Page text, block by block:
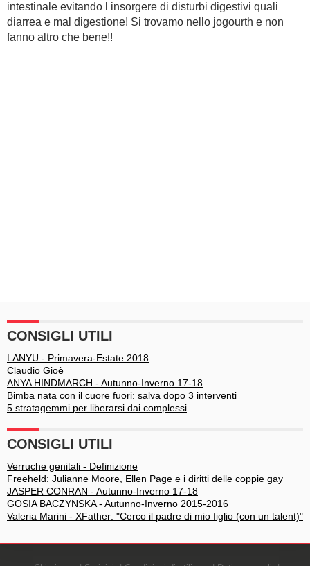
intestinale evitando l insorgere di disturbi digestivi quali
diarrea e mal digestione! Si trovamo nello jogourth e non
fanno altro che bene!!
CONSIGLI UTILI
LANYU - Primavera-Estate 2018
Claudio Gioè
ANYA HINDMARCH - Autunno-Inverno 17-18
Bimba nata con il cuore fuori: salva dopo 3 interventi
5 stratagemmi per liberarsi dai complessi
CONSIGLI UTILI
Verruche genitali - Definizione
Freeheld: Julianne Moore, Ellen Page e i diritti delle coppie gay
JASPER CONRAN - Autunno-Inverno 17-18
GOSIA BACZYNSKA - Autunno-Inverno 2015-2016
Valeria Marini - XFather: "Cerco il padre di mio figlio (con un talent)"